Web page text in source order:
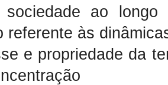
ao
referente às
e propriedade da